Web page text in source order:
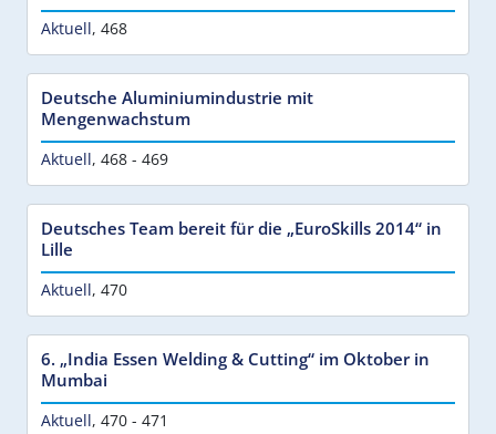
Aktuell, 468
Deutsche Aluminiumindustrie mit
Mengenwachstum
Aktuell, 468 - 469
Deutsches Team bereit für die „EuroSkills 2014“ in
Lille
Aktuell, 470
6. „India Essen Welding & Cutting“ im Oktober in
Mumbai
Aktuell, 470 - 471